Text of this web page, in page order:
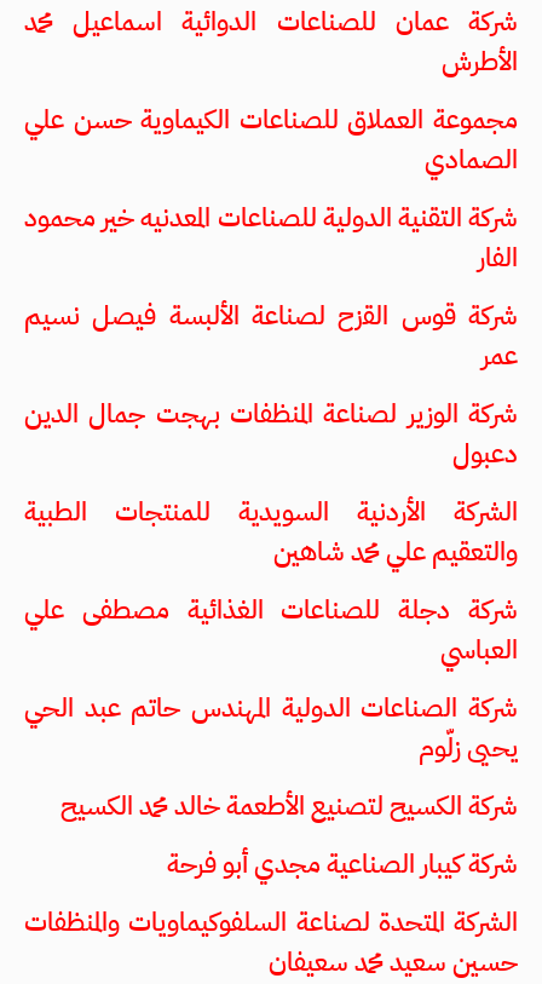
شركة عمان للصناعات الدوائية اسماعيل محمد
الأطرش
مجموعة العملاق للصناعات الكيماوية حسن علي
الصمادي
شركة التقنية الدولية للصناعات المعدنيه خير محمود
الفار
شركة قوس القزح لصناعة الألبسة فيصل نسيم
عمر
شركة الوزير لصناعة المنظفات بهجت جمال الدين
دعبول
الشركة الأردنية السويدية للمنتجات الطبية
والتعقيم علي محمد شاهين
شركة دجلة للصناعات الغذائية مصطفى علي
العباسي
شركة الصناعات الدولية المهندس حاتم عبد الحي
يحيى زلّوم
شركة الكسيح لتصنيع الأطعمة خالد محمد الكسيح
شركة كيبار الصناعية مجدي أبو فرحة
الشركة المتحدة لصناعة السلفوكيماويات والمنظفات
حسين سعيد محمد سعيفان